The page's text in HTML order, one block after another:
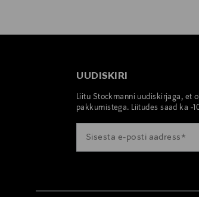
UUDISKIRI
Liitu Stockmanni uudiskirjaga, et
pakkumistega. Liitudes saad ka -